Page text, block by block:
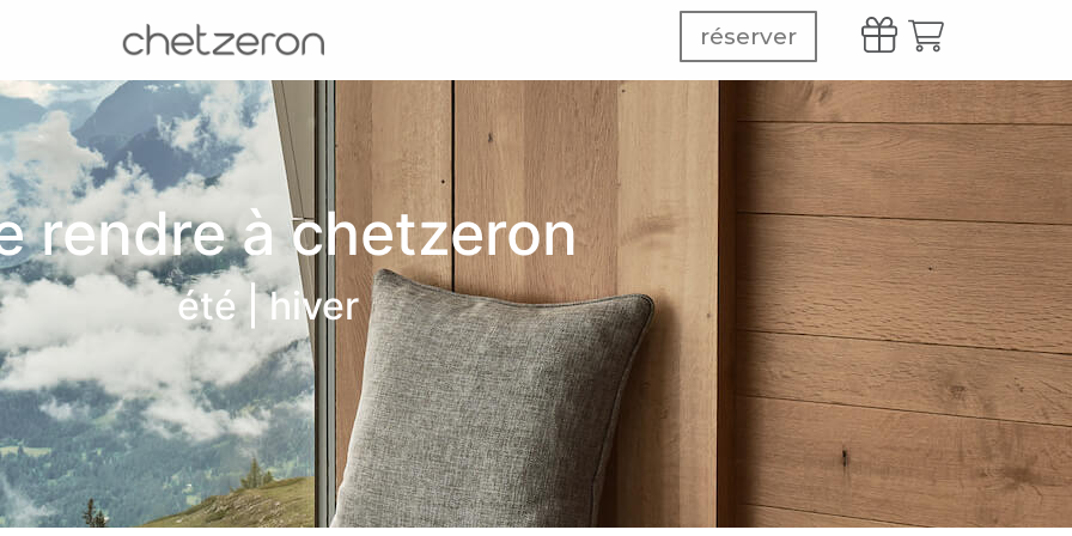
réserver
rendre à chetzeron
été | hiver